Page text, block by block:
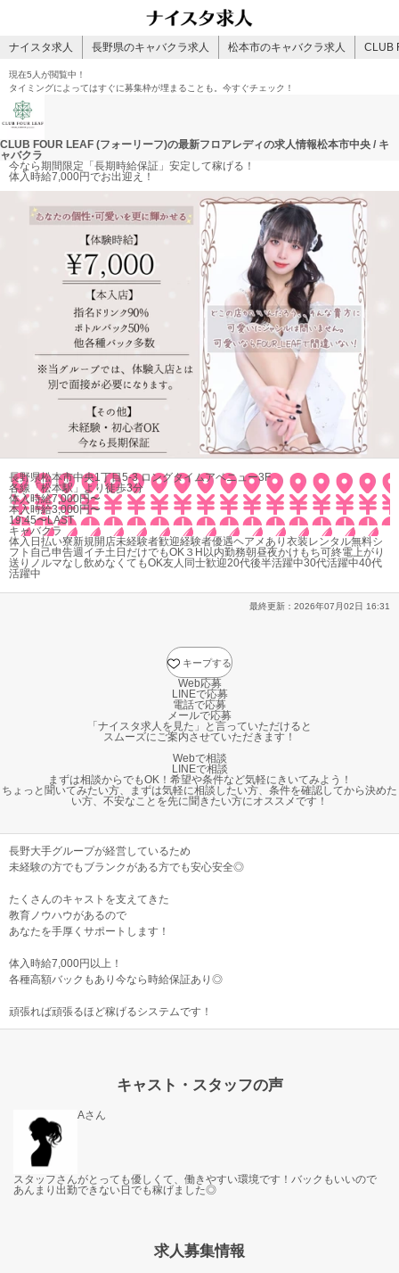
ナイスタ求人 長野県のキャバクラ求人 松本市のキャバクラ求人 CLUB
現在5人 が閲覧中！
タイミングによってはすぐに募集枠が埋まることも。今すぐチェック！
CLUB FOUR LEAF (フォーリーフ)の最新フロアレディの求人情報松本市中央 / キ
ャバクラ
今なら期間限定「長期時給保証」安定して稼げる！
体入時給7,000円でお出迎え！
長野県松本市中央1丁目5-3 ロングタイムアベニュー3F
各線「松本駅」より徒歩3分
体入時給7,000円〜
本入時給3,000円〜
19:45〜LAST
キャバクラ
体入 日払い寮新規開店未経験者歓迎経験者優遇ヘアメあり 衣装レンタル無料シ
フト自己申告週イチ土日だけでもOK ３H以内勤務朝昼夜かけもち可終電上がり
送り ノルマなし飲めなくてもOK友人同士歓迎20代後半活躍中30代活躍中40代
活躍中
最終更新： 2026年07月02日 16:31
キープする
Web応募
LINEで応募
電話で応募
メールで応募
「ナイスタ求人を見た」と言っていただけると
スムーズにご案内させていただきます！
Webで相談
LINEで相談
まずは相談からでもOK！希望や条件など気軽にきいてみよう！
ちょっと聞いてみたい方、まずは気軽に相談したい方、条件を確認してから決めた
い方、不安なことを先に聞きたい方にオススメです！
長野大手グループが経営しているため
未経験の方でもブランクがある方でも安心安全◎
たくさんのキャストを支えてきた
教育ノウハウがあるので
あなたを手厚くサポートします！
体入時給7,000円以上！
各種高額バックもあり今なら時給保証あり◎
頑張れば頑張るほど稼げるシステムです！
キャスト・スタッフの声
Aさん
スタッフさんがとっても優しくて、働きやすい環境です！バックもいいので
あんまり出勤できない日でも稼げました◎
求人募集情報